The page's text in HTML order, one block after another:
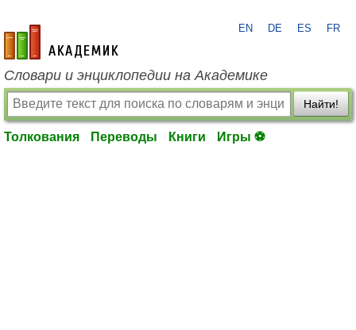
academic.ru
EN DE ES FR
Словари и энциклопедии на Академике
Найти!
Толкования Переводы Книги Игры ⚽